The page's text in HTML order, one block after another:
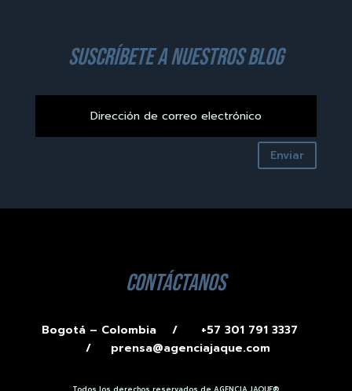
suscríbete a nuestros blog
Enviar
contáctanos
Bogotá – Colombia /
+57 301 791 3337
/ prensa@agenciajaque.com